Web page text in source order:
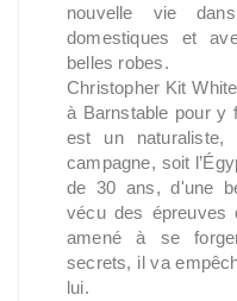
nouvelle vie
domestiques et
belles robes.
Christopher Kit
à Barnstable pour y
est un
campagne, soit
de 30 ans, d'une
vécu des épreuves
amené à se
secrets, il va
lui.